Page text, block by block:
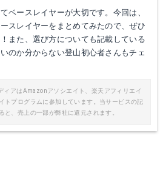
ベースレイヤーが大切です。今回は、
スレイヤーをまとめてみたので、ぜひ
また、選び方についても記載している
のか分からない登山初心者さんもチェ
ィアはAmazonアソシエイト、楽天アフィリエイ
トプログラムに参加しています。当サービスの記
と、売上の一部が弊社に還元されます。
る
Amazonで詳細を見る
Yahooショッピングで見る